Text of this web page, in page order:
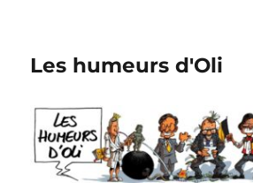
Les humeurs d'Oli